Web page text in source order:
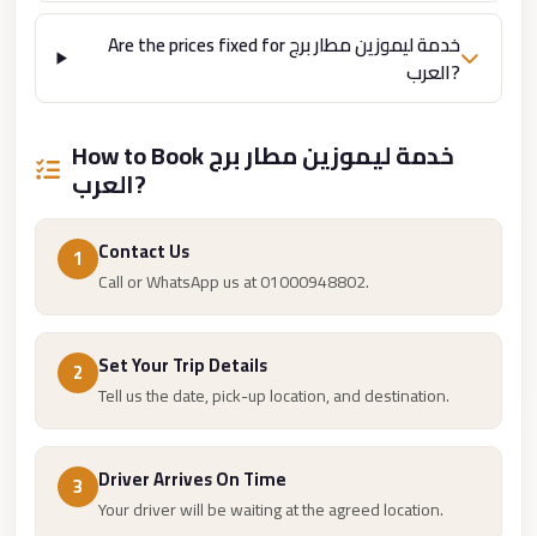
Are the prices fixed for خدمة ليموزين مطار برج
العرب?
How to Book خدمة ليموزين مطار برج
العرب?
1 Contact Us
Call or WhatsApp us at 01000948802.
2 Set Your Trip Details
Tell us the date, pick-up location, and destination.
3 Driver Arrives On Time
Your driver will be waiting at the agreed location.
Limousine
Service
Alexandria
Limousine
limousine
mercedes
limousine
merc
Limousine
from